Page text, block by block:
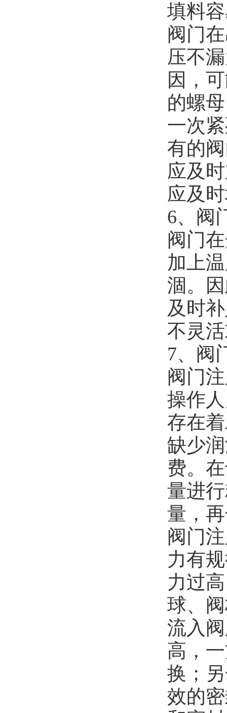
填料
阀门
压不
因，
的螺
一次
有的
应及
应及
6、阀
阀门
加上
涸。
及时
不灵
7、阀
阀门
操作
存在
缺少
费。
量进
量，
阀门
力有
力过
球、
流入
高，
换；
效的